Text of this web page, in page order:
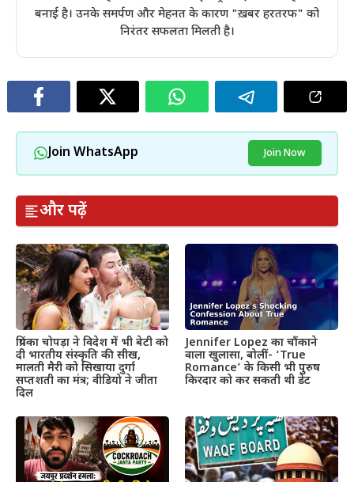
बनाई है। उनके समर्पण और मेहनत के कारण "ख़बर हरतरफ" को
निरंतर सफलता मिलती है।
Join WhatsApp Join Now
और पढ़ें
प्रियंका चोपड़ा ने विदेश में भी बेटी को
दी भारतीय संस्कृति की सीख,
मालती मैरी को सिखाया दुर्गा
सप्तशती का मंत्र; वीडियो ने जीता
दिल
Jennifer Lopez का चौंकाने
वाला खुलासा, बोलीं- ‘True
Romance’ के किसी भी पुरुष
किरदार को कर सकती थी डेट